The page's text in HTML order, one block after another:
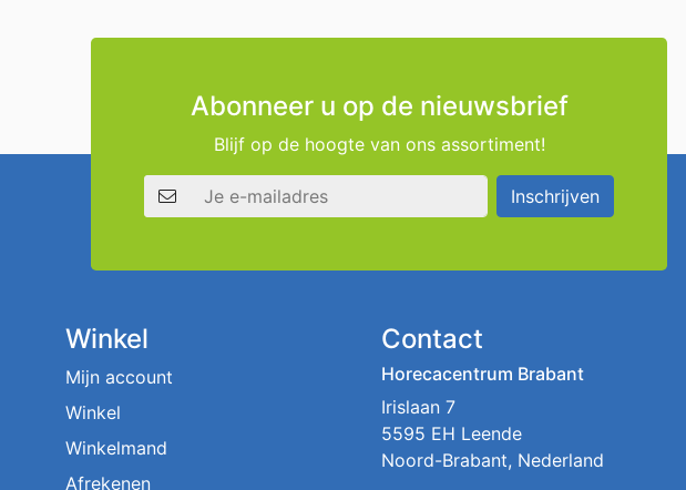
Abonneer u op de nieuwsbrief
Blijf op de hoogte van ons assortiment!
E-mailadres
Inschrijven
Winkel
Mijn account
Winkel
Winkelmand
Afrekenen
Contact
Horecacentrum Brabant
Irislaan 7
5595 EH Leende
Noord-Brabant, Nederland